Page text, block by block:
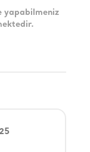
yapabilmeniz